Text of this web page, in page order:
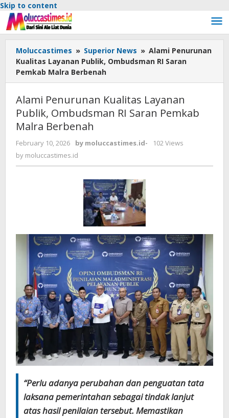
Skip to content
Moluccastimes » Superior News » Alami Penurunan
Kualitas Layanan Publik, Ombudsman RI Saran
Pemkab Malra Berbenah
Alami Penurunan Kualitas Layanan
Publik, Ombudsman RI Saran Pemkab
Malra Berbenah
February 10, 2026 by moluccastimes.id-
102 Views
by moluccastimes.id
“Perlu adanya perubahan dan penguatan tata
laksana pemerintahan sebagai tindak lanjut
atas hasil penilaian tersebut. Memastikan